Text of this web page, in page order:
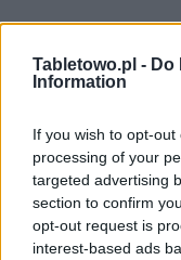
Tabletowo.pl - Do
Information
If you wish to opt-
processing of your
targeted advertising
section to confirm
opt-out request is
interest-based ads